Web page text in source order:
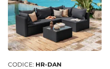
CODICE: HR-DAN